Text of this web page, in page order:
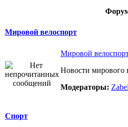
Мировой велоспорт
Мировой
Новости мирового
Модераторы: Zabel
Спорт